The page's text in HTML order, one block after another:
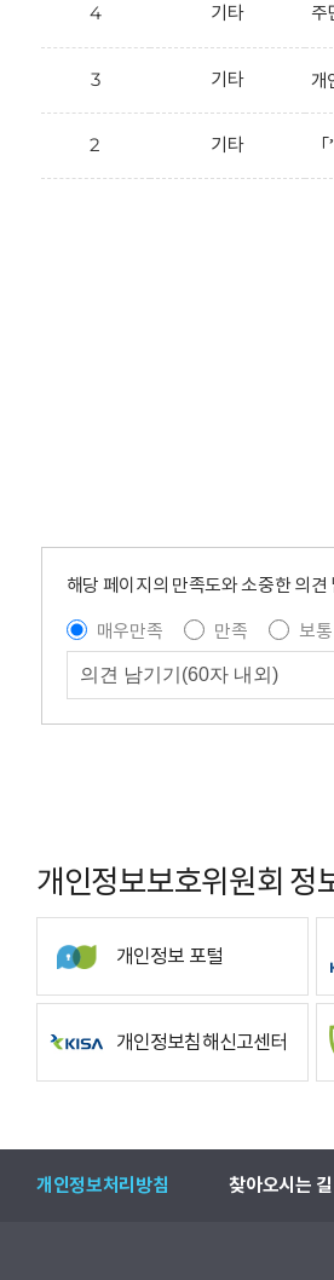
4 기타 주
3 기타 개
2 기타
해당 페이지의 만족도와 소중한 의견
매우만족
만족 보통
개인정보보호위원회 정
개인정보 포털
개인정보침해신고센터
개인정보처리방침 찾아오시는 길